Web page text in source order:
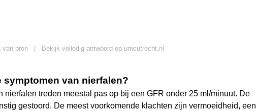
van bron Bekijk volledig antwoord op umcutrecht.nl
symptomen van nierfalen?
nierfalen treden meestal pas op bij een GFR onder 25 ml/minuut. De
gestoord. De meest voorkomende klachten zijn vermoeidheid, een